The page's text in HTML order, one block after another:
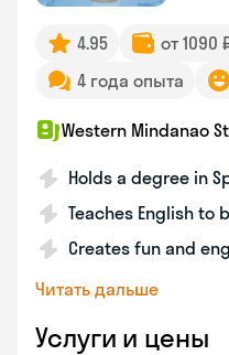
4.95
от 1090
4 года опыта
Western Mindanao
Holds a degree in
Teaches English to
Creates fun and
Читать дальше
Услуги и цены